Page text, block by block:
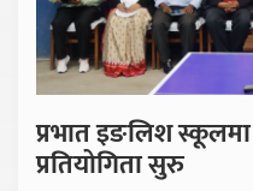
प्रभात इङलिश
प्रतियोगिता सुरु